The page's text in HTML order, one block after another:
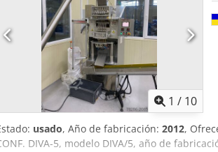
1 / 10
usado, Año de fabricación: 2012,
DIVA-5, modelo DIVA/5, año de